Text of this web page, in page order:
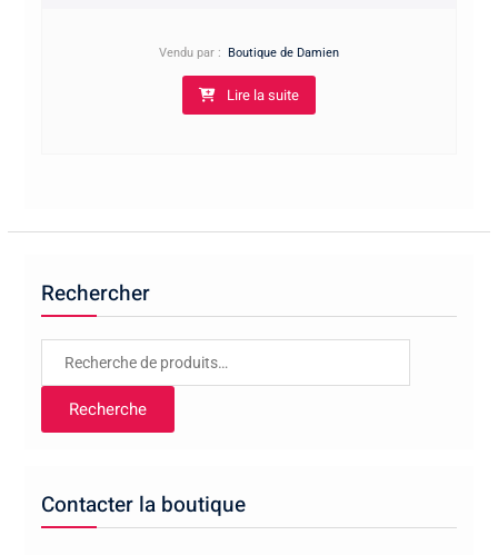
Vendu par : Boutique de Damien
Lire la suite
Rechercher
Recherche
Recherche
Contacter la boutique